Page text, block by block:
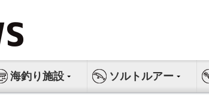
海釣り施設 ソルトルアー